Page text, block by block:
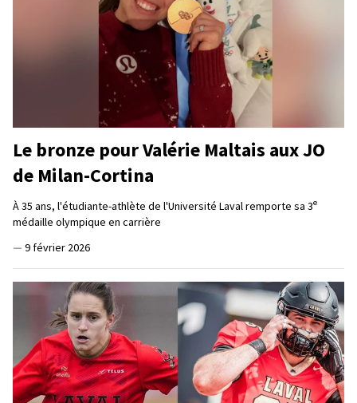
Le bronze pour Valérie Maltais aux JO
de Milan-Cortina
À 35 ans, l'étudiante-athlète de l'Université Laval remporte sa 3e
médaille olympique en carrière
— 9 février 2026